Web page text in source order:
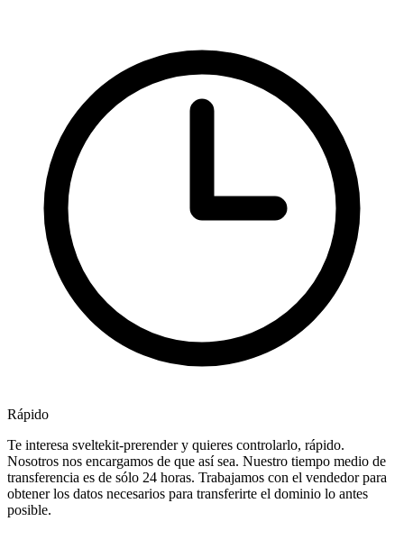
Rápido
Te interesa sveltekit-prerender y quieres controlarlo, rápido.
Nosotros nos encargamos de que así sea. Nuestro tiempo medio de
transferencia es de sólo 24 horas. Trabajamos con el vendedor para
obtener los datos necesarios para transferirte el dominio lo antes
posible.